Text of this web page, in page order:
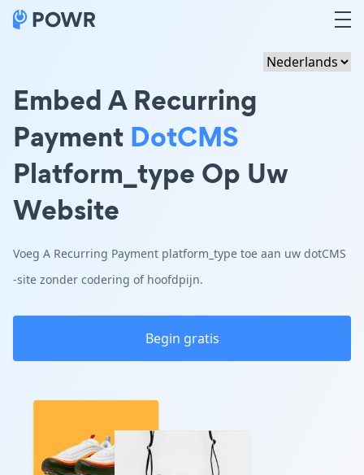
Embed A Recurring
Payment DotCMS
Platform_type Op Uw
Website
Voeg A Recurring Payment platform_type toe aan uw dotCMS
-site zonder codering of hoofdpijn.
Begin gratis